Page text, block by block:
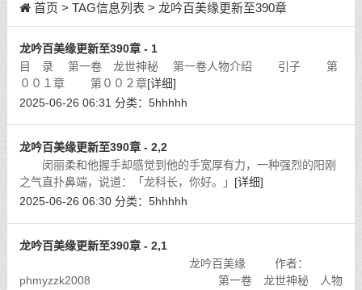
首页 > TAG信息列表 > 龙吟百美缘更新至390章
龙吟百美缘更新至390章 - 1
目 录 第一卷 龙世神秘 第一卷人物介绍 引子 第
００１章 第００２章[详细]
2025-06-26 06:31 分类： 5hhhhh
龙吟百美缘更新至390章 - 2,2
闵丽柔和他握手却感觉到他的手宽厚有力，一种强烈的阳刚
之气直扑鼻端，说道：「龙科长，你好。」 [详细]
2025-06-26 06:30 分类： 5hhhhh
龙吟百美缘更新至390章 - 2,1
龙吟百美缘 作者：
phmyzzk2008 第一卷 龙世神秘 人物